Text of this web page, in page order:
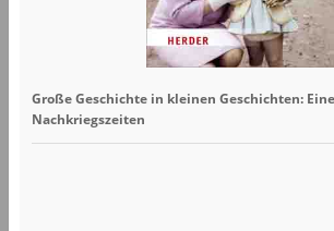
Große Geschichte in kleinen Geschichten:
Nachkriegszeiten